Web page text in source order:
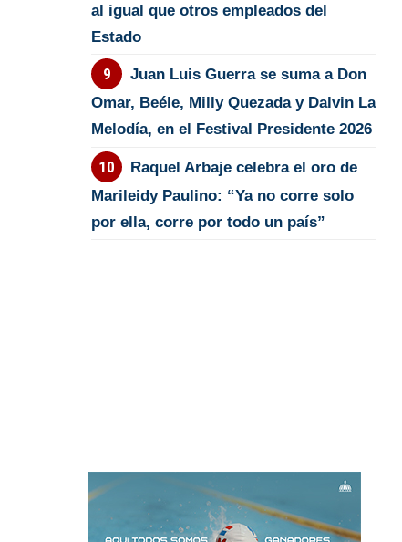
al igual que otros empleados del
Estado
Juan Luis Guerra se suma a Don
Omar, Beéle, Milly Quezada y Dalvin La
Melodía, en el Festival Presidente 2026
Raquel Arbaje celebra el oro de
Marileidy Paulino: “Ya no corre solo
por ella, corre por todo un país”